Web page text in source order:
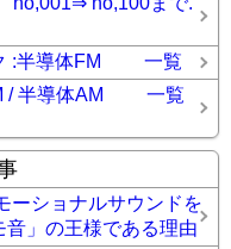
ク :半導体FM 一覧
/ 半導体AM 一覧
ショナルサウンドを
」の王様である理由